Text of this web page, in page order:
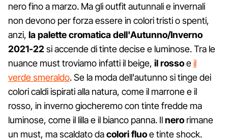
nero fino a marzo. Ma gli outfit autunnali e invernali
non devono per forza essere in colori tristi o spenti,
anzi, la palette cromatica dell'Autunno/Inverno
2021-22si accende di tinte decise e luminose. Tra le
nuance must troviamo infatti il beige, il rossoeil
verde smeraldo. Se la moda dell'autunno si tinge dei
colori caldi ispirati alla natura, come il marrone e il
rosso, in inverno giocheremo con tinte fredde ma
luminose, come il lilla e il bianco panna. Ilnero rimane
un must, ma scaldato dacolori fluoe tinte shock.